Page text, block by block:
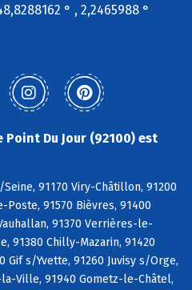
° , 2,2465988 °
Du Jour (92100) est
91170 Viry-Châtillon, 91200
Poste, 91570 Bièvres, 91400
91370 Verrières-le-
91380 Chilly-Mazarin, 91420
Gif s/Yvette, 91260 Juvisy s/Orge,
Ville, 91940 Gometz-le-Châtel,